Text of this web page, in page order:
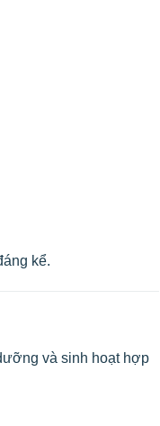
kể.
và sinh hoạt hợp